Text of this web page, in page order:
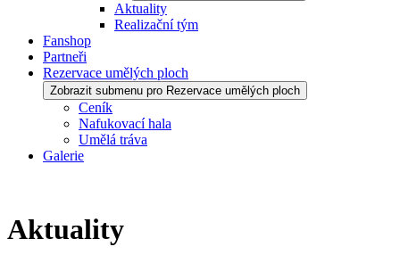
Aktuality
Realizační tým
Fanshop
Partneři
Rezervace umělých ploch
Zobrazit submenu pro Rezervace umělých ploch
Ceník
Nafukovací hala
Umělá tráva
Galerie
Aktuality